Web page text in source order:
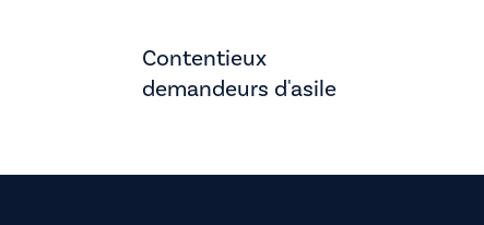
Contentieux
demandeurs d'asile